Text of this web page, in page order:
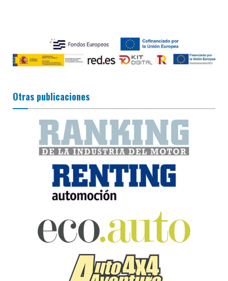
Otras publicaciones